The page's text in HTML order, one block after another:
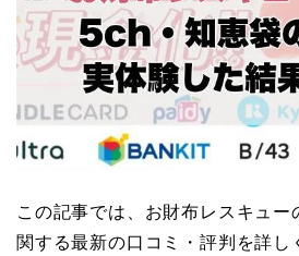
この記事では、お財布レスキュー
関する最新の口コミ・評判を詳し